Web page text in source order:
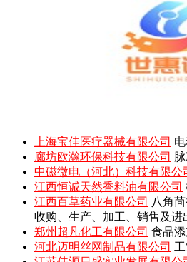
上海宝佳医疗器械有限公司
廊坊欧瀚环保科技有限公司
中磁微电（河北）科技有限公
江西恒诚天然香料油有限公司
江西百草药业有限公司
八角
收购、生产、加工、销售及进
郑州超凡化工有限公司 食品
河北迈明丝网制品有限公司